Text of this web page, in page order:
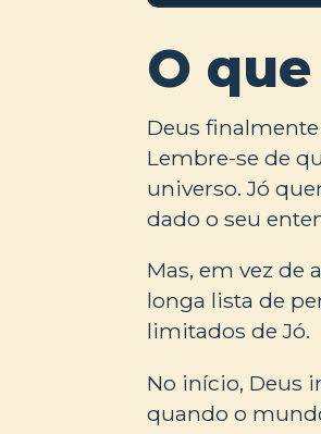
O
Deus
Lembre-se de
universo. Jó
dado o seu
Mas, em vez de
longa lista de
limitados de Jó.
No início, Deus
quando o